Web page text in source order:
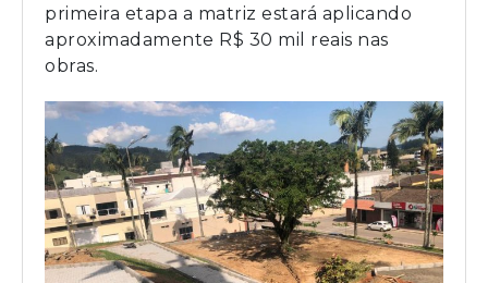
primeira etapa a matriz estará aplicando
aproximadamente R$ 30 mil reais nas
obras.